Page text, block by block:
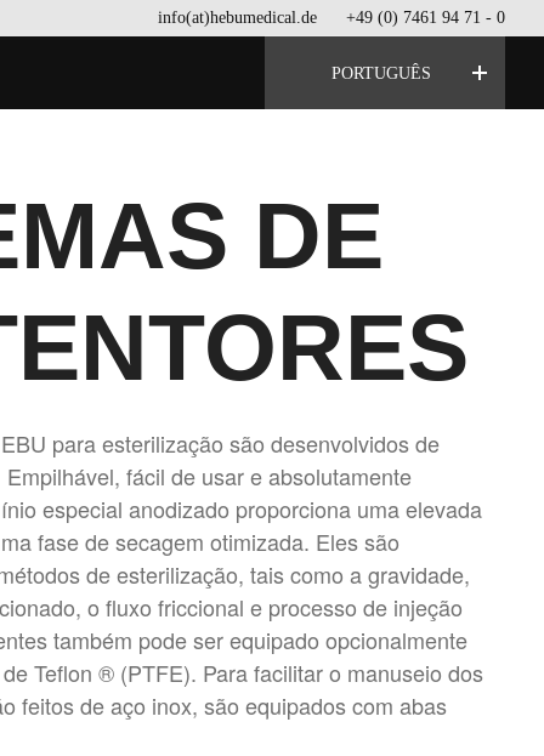
info(at)hebumedical.de +49 (0) 7461 94 71 - 0
PORTUGUÊS
DE
para esterilização são desenvolvidos de
fácil de usar e absolutamente
especial anodizado proporciona uma elevada
fase de secagem otimizada. Eles são
de esterilização, tais como a gravidade,
o fluxo friccional e processo de injeção
também pode ser equipado opcionalmente
Teflon ® (PTFE). Para facilitar o manuseio dos
feitos de aço inox, são equipados com abas